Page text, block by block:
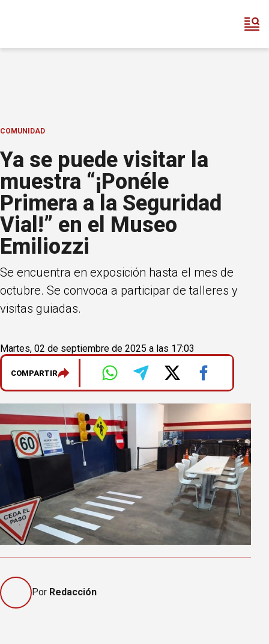
COMUNIDAD
Ya se puede visitar la
muestra “¡Ponéle
Primera a la Seguridad
Vial!” en el Museo
Emiliozzi
Se encuentra en exposición hasta el mes de
octubre. Se convoca a participar de talleres y
visitas guiadas.
Martes, 02 de septiembre de 2025 a las 17:03
COMPARTIR
Por Redacción